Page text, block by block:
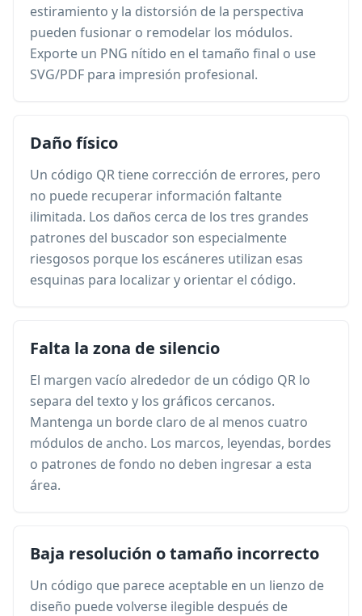
estiramiento y la distorsión de la perspectiva
pueden fusionar o remodelar los módulos.
Exporte un PNG nítido en el tamaño final o use
SVG/PDF para impresión profesional.
Daño físico
Un código QR tiene corrección de errores, pero
no puede recuperar información faltante
ilimitada. Los daños cerca de los tres grandes
patrones del buscador son especialmente
riesgosos porque los escáneres utilizan esas
esquinas para localizar y orientar el código.
Falta la zona de silencio
El margen vacío alrededor de un código QR lo
separa del texto y los gráficos cercanos.
Mantenga un borde claro de al menos cuatro
módulos de ancho. Los marcos, leyendas, bordes
o patrones de fondo no deben ingresar a esta
área.
Baja resolución o tamaño incorrecto
Un código que parece aceptable en un lienzo de
diseño puede volverse ilegible después de